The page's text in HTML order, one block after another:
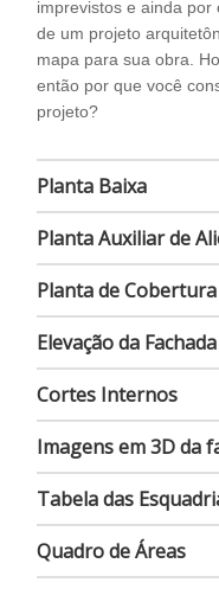
imprevistos e ainda por
de um projeto
mapa para sua obra.
então por que você
projeto?
Planta Baixa
Planta Auxiliar de
Planta de Cobertura
Elevação da Fachada
Cortes Internos
Imagens em 3D da
Tabela das
Quadro de Áreas